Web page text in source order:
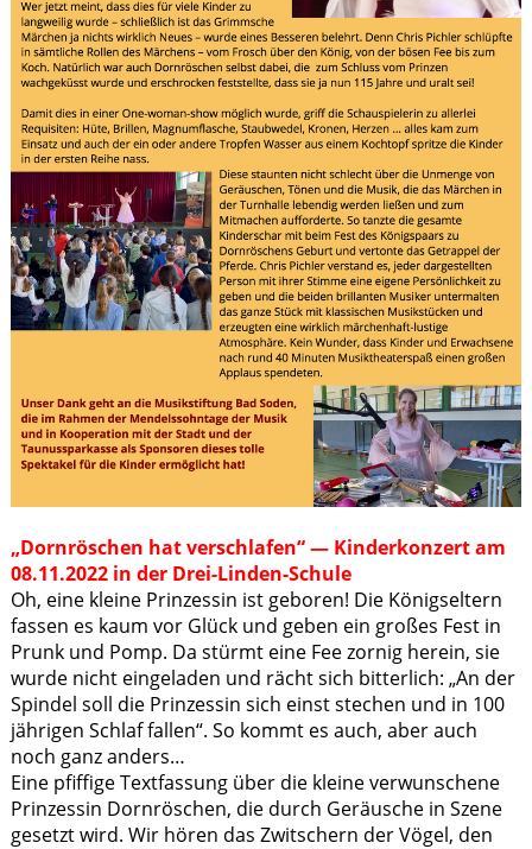
„Dornröschen hat verschlafen“ — Kinderkonzert am
08.11.2022 in der Drei-Linden-Schule
Oh, eine kleine Prinzessin ist geboren! Die Königseltern
fassen es kaum vor Glück und geben ein großes Fest in
Prunk und Pomp. Da stürmt eine Fee zornig herein, sie
wurde nicht eingeladen und rächt sich bitterlich: „An der
Spindel soll die Prinzessin sich einst stechen und in 100
jährigen Schlaf fallen“. So kommt es auch, aber auch
noch ganz anders…
Eine pfiffige Textfassung über die kleine verwunschene
Prinzessin Dornröschen, die durch Geräusche in Szene
gesetzt wird. Wir hören das Zwitschern der Vögel, den